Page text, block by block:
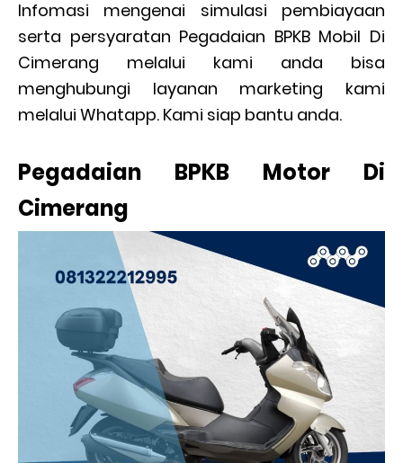
Infomasi mengenai simulasi pembiayaan
serta persyaratan Pegadaian BPKB Mobil Di
Cimerang melalui kami anda bisa
menghubungi layanan marketing kami
melalui Whatapp. Kami siap bantu anda.
Pegadaian BPKB Motor Di
Cimerang